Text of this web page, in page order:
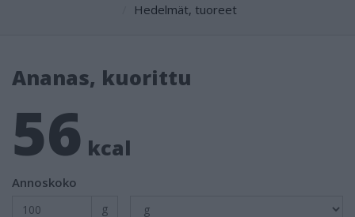
Hedelmät, tuoreet
Ananas, kuorittu
56 kcal
Annoskoko
g